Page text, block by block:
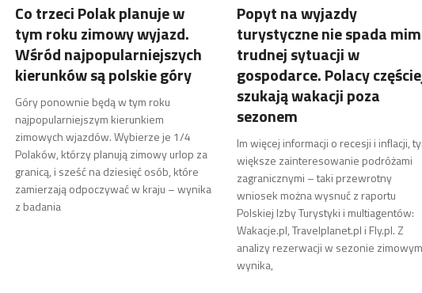
Co trzeci Polak planuje w
tym roku zimowy wyjazd.
Wśród najpopularniejszych
kierunków są polskie góry
Góry ponownie będą w tym roku
najpopularniejszym kierunkiem
zimowych wjazdów. Wybierze je 1/4
Polaków, którzy planują zimowy urlop za
granicą, i sześć na dziesięć osób, które
zamierzają odpoczywać w kraju – wynika
z badania
Popyt na wyjazdy
turystyczne nie spada
trudnej sytuacji w
gospodarce. Polacy
szukają wakacji poza
sezonem
Im więcej informacji o recesji i inflacji,
większe zainteresowanie podróżami
zagranicznymi – taki przewrotny
wniosek można wysnuć z raportu
Polskiej Izby Turystyki i multiagentów:
Wakacje.pl, Travelplanet.pl i Fly.pl. Z
analizy rezerwacji w sezonie zimowym
wynika,